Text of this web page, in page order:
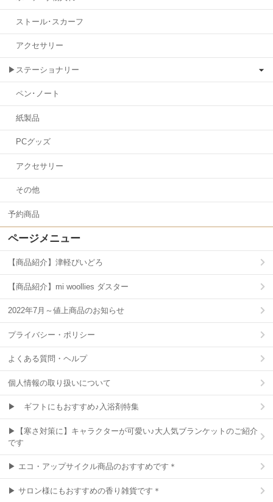
ストール･スカーフ
アクセサリー
▶ステーショナリー
ペン･ノート
紙製品
PCグッズ
アクセサリー
その他
予約商品
ページメニュー
【商品紹介】津軽びいどろ
【商品紹介】mi woollies ダスター
2022年7月～値上商品のお知らせ
プライバシー・ポリシー
よくある質問・ヘルプ
個人情報の取り扱いについて
▶ ギフトにもおすすめ♪入浴剤特集
▶【寒さ対策に】キャラクターが可愛い♪大人気ブランケットのご紹介
です
▶ エコ・アップサイクル商品のおすすめです＊
▶ サロン様にもおすすめの香り雑貨です＊